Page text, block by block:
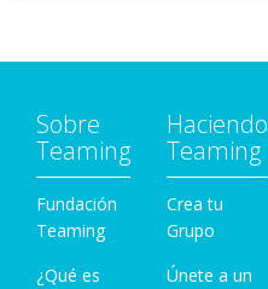
Sobre
Teaming
Fundación
Teaming
¿Qué es
Haciendo
Teaming
Crea tu
Grupo
Únete a un